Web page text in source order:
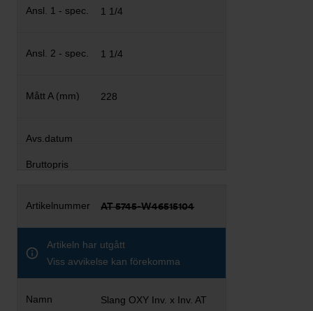
1 1/4
1 1/4
228
AT 5745-W46515104
Artikeln har utgått
Viss avvikelse kan förekomma
Slang OXY Inv. x Inv. AT